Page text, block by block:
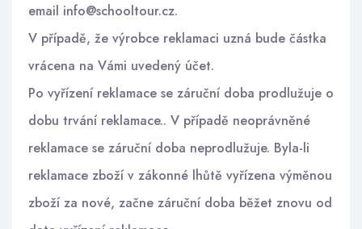
email info@schooltour.cz.
V případě, že výrobce reklamaci uzná bude částka
vrácena na Vámi uvedený účet.
Po vyřízení reklamace se záruční doba prodlužuje o
dobu trvání reklamace.. V případě neoprávněné
reklamace se záruční doba neprodlužuje. Byla-li
reklamace zboží v zákonné lhůtě vyřízena výměnou
zboží za nové, začne záruční doba běžet znovu od